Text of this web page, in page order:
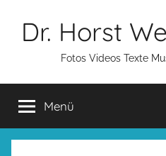
InhaltDr. Horst
Fotos Videos Texte
Menü